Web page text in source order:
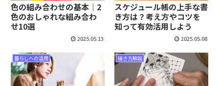
色の組み合わせの基本｜2
色のおしゃれな組み合わ
せ10選
2025.05.13
スケジュール帳の上手な書
き方は？考え方やコツを
知って有効活用しよう
2025.05.08
暮らしへの活用 描き方解説